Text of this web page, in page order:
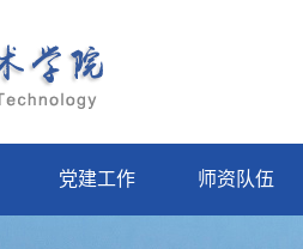
党建工作 师资队伍